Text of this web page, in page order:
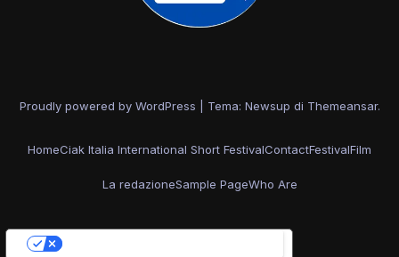
Proudly powered by WordPress Tema: Newsup di Themeansar.
HomeCiak Italia International Short FestivalContactFestivalFilm
La redazioneSample PageWho Are